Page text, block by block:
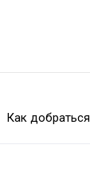
Как добраться